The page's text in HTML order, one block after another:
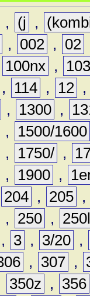
, (j ,
, 002 , 02
100nx ,
, 114 , 12
, 1300 ,
,
1500/1600
, 1750/ ,
, 1900 ,
204 , 205 ,
, 250 ,
, 3 , 3/20 ,
, 307 ,
350z ,
356